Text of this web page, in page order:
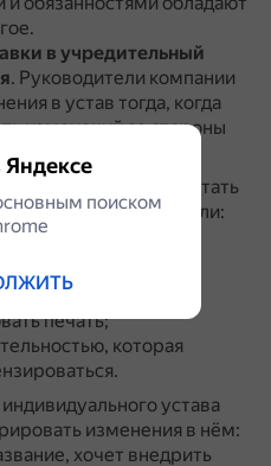
в учредительный
. Руководители компании
в устав тогда, когда
изменений со стороны
компания может работать
уставу, например, если:
директоров;
ревизионная
печать;
которая
устава
изменения в нём:
хочет внедрить
Яндексе
поиском